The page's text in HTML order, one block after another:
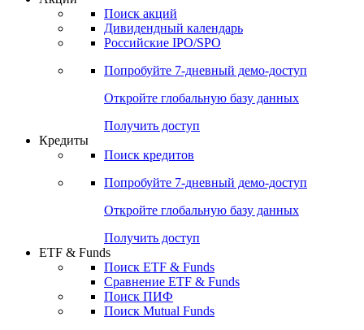
Поиск акций
Дивидендный календарь
Российские IPO/SPO
Попробуйте 7-дневный демо-доступ
Откройте глобальную базу данных
Получить доступ
Кредиты
Поиск кредитов
Попробуйте 7-дневный демо-доступ
Откройте глобальную базу данных
Получить доступ
ETF & Funds
Поиск ETF & Funds
Сравнение ETF & Funds
Поиск ПИФ
Поиск Mutual Funds